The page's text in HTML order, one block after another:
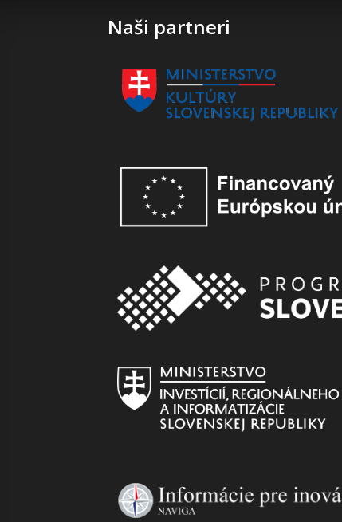
Naši partneri